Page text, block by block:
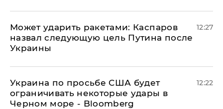
Может ударить ракетами: Каспаров
назвал следующую цель Путина после
Украины
12:27
Украина по просьбе США будет
ограничивать некоторые удары в
Черном море - Bloomberg
12:22